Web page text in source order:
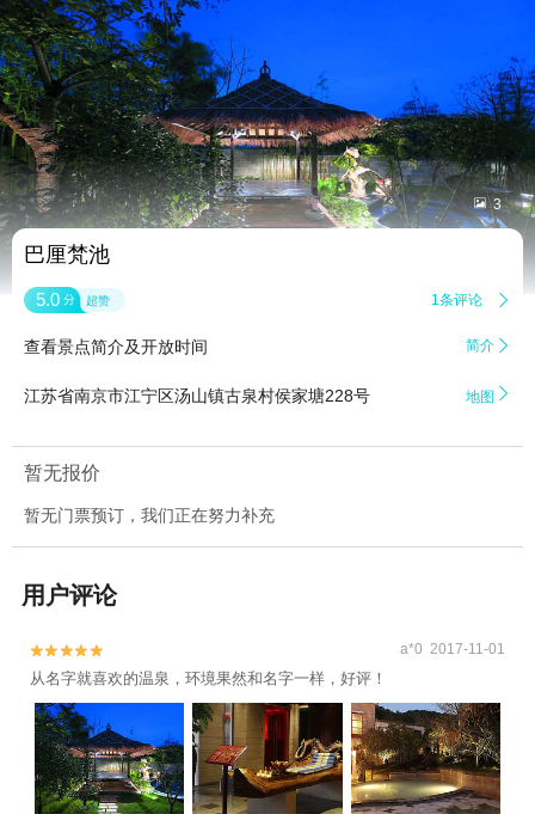
 3
巴厘梵池
5.0 分 超赞 1条评论 
查看景点简介及开放时间 简介 
江苏省南京市江宁区汤山镇古泉村侯家塘228号 地图 
暂无报价
暂无门票预订，我们正在努力补充
用户评论

 a*0 2017-11-01
从名字就喜欢的温泉，环境果然和名字一样，好评！
